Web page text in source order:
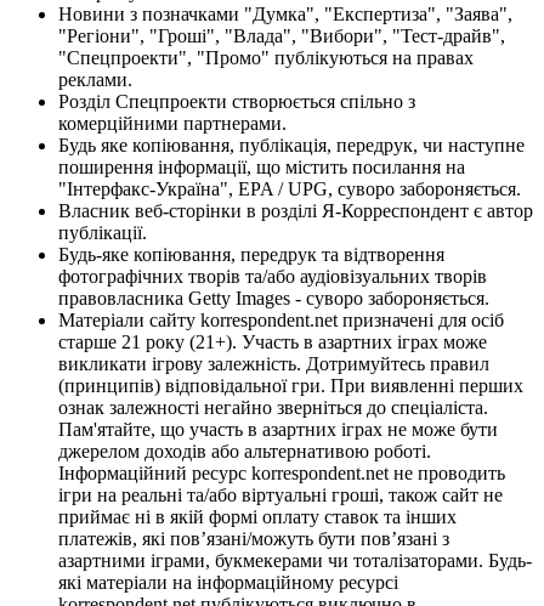
Новини з позначками "Думка", "Експертиза", "Заява",
"Регіони", "Гроші", "Влада", "Вибори", "Тест-драйв",
"Спецпроекти", "Промо" публікуються на правах
реклами.
Розділ Спецпроекти створюється спільно з
комерційними партнерами.
Будь яке копіювання, публікація, передрук, чи наступне
поширення інформації, що містить посилання на
"Інтерфакс-Україна", EPA / UPG, суворо забороняється.
Власник веб-сторінки в розділі Я-Корреспондент є автор
публікації.
Будь-яке копіювання, передрук та відтворення
фотографічних творів та/або аудіовізуальних творів
правовласника Getty Images - суворо забороняється.
Матеріали сайту korrespondent.net призначені для осіб
старше 21 року (21+). Участь в азартних іграх може
викликати ігрову залежність. Дотримуйтесь правил
(принципів) відповідальної гри. При виявленні перших
ознак залежності негайно зверніться до спеціаліста.
Пам'ятайте, що участь в азартних іграх не може бути
джерелом доходів або альтернативою роботі.
Інформаційний ресурс korrespondent.net не проводить
ігри на реальні та/або віртуальні гроші, також сайт не
приймає ні в якій формі оплату ставок та інших
платежів, які пов’язані/можуть бути пов’язані з
азартними іграми, букмекерами чи тоталізаторами. Будь-
які матеріали на інформаційному ресурсі